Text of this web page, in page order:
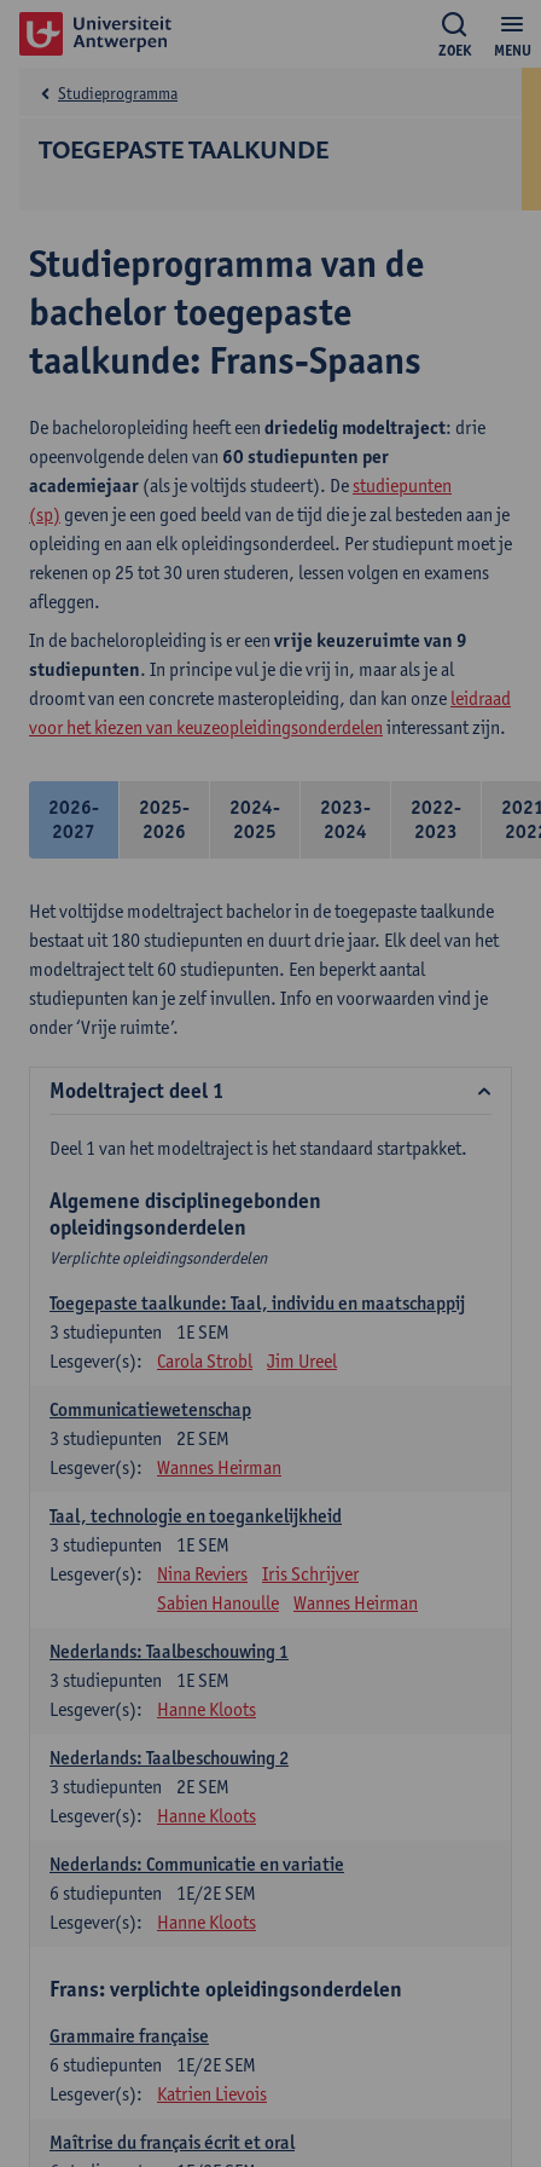
MENU
ZOEK
TOEGEPASTE TAALKUNDE
Studieprogramma
Studieprogramma van de
bachelor toegepaste
taalkunde: Frans-Spaans
De bacheloropleiding heeft een driedelig modeltraject: drie
opeenvolgende delen van 60 studiepunten per
academiejaar (als je voltijds studeert). De studiepunten
(sp) geven je een goed beeld van de tijd die je zal besteden aan je
opleiding en aan elk opleidingsonderdeel. Per studiepunt moet je
rekenen op 25 tot 30 uren studeren, lessen volgen en examens
afleggen.
In de bacheloropleiding is er een vrije keuzeruimte van 9
studiepunten. In principe vul je die vrij in, maar als je al
droomt van een concrete masteropleiding, dan kan onze leidraad
voor het kiezen van keuzeopleidingsonderdelen interessant zijn.
2026-
2027
2025-
2026
2024-
2025
2023-
2024
2022-
2023
Het voltijdse modeltraject bachelor in de toegepaste taalkunde
bestaat uit 180 studiepunten en duurt drie jaar. Elk deel van het
modeltraject telt 60 studiepunten. Een beperkt aantal
studiepunten kan je zelf invullen. Info en voorwaarden vind je
onder ‘Vrije ruimte’.
Modeltraject deel 1
Deel 1 van het modeltraject is het standaard startpakket.
Algemene disciplinegebonden
opleidingsonderdelen
Verplichte opleidingsonderdelen
Toegepaste taalkunde: Taal, individu en maatschappij
1E SEM
3 studiepunten
Lesgever(s):
Carola Strobl Jim Ureel
Communicatiewetenschap
2E SEM
3 studiepunten
Lesgever(s):
Wannes Heirman
Taal, technologie en toegankelijkheid
1E SEM
3 studiepunten
Lesgever(s):
Nina Reviers
Iris Schrijver
Sabien Hanoulle
Wannes Heirman
Nederlands: Taalbeschouwing 1
1E SEM
3 studiepunten
Lesgever(s):
Hanne Kloots
Nederlands: Taalbeschouwing 2
2E SEM
3 studiepunten
Lesgever(s):
Hanne Kloots
Nederlands: Communicatie en variatie
1E/2E SEM
6 studiepunten
Lesgever(s):
Hanne Kloots
Frans: verplichte opleidingsonderdelen
Grammaire française
1E/2E SEM
6 studiepunten
Lesgever(s):
Katrien Lievois
Maîtrise du français écrit et oral